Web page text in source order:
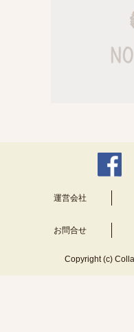
運営会社
お問合せ
Copyright (c)